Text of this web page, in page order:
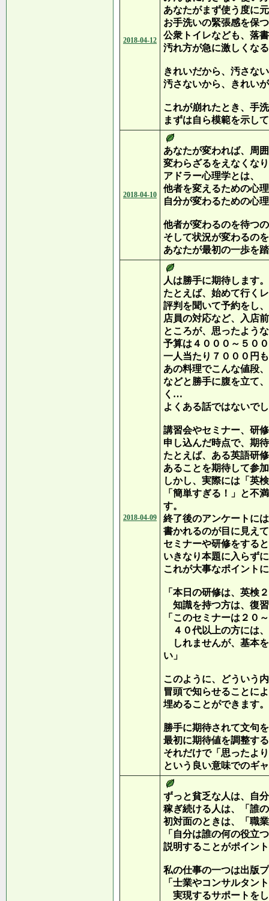
2018-04-12
あなたがまず使う度に
お手洗いの緊張感を保
公衆トイレなども、落
汚れ方が急に激しくな
きれいだから、汚さな
汚さないから、きれい
これが崩れたとき、手
まずは自ら模範を示し
2018-04-10
あなたが変われば、周
変わらざるをえなくな
アドラー心理学とは、
他者を変えるための心
自分が変わるための心
他者が変わるのを待つ
そして状況が変わるの
あなたが最初の一歩を
2018-04-09
人は勝手に期待します。
たとえば、始めて行く
評判を聞いて予約をし
店員の対応など、入店
ところが、思ったよう
予算は４０００～５０
一人当たり７０００円
あの料理でこんな値段
などと勝手に腹を立て
く…
よくある話ではないで
講習会やセミナー、研
申し込んだ時点で、期
たとえば、ある英語研
あることを期待して参
しかし、実際には「英
「簡単すぎる！」と不
す。
終了後のアンケートに
書かれるのが目に見え
セミナーや研修をする
いきなり本題に入らず
これが大事なポイント
「本日の研修は、英検
知識を持つ方は、復
「このセミナーは２０
４０代以上の方には
しれませんが、基本
い」
このように、どういう
冒頭で知らせることに
埋めることができます
勝手に期待されて文句
最初に期待値を調整す
それだけで「思ったよ
という良い意味でのギ
ずっと貧乏な人は、自
稼ぎ続ける人は、「誰
初対面のときは、「職
「自分は誰の何の役立
説明することがポイン
私の仕事の一つは出版
「士業やコンサルタン
実現するサポートを